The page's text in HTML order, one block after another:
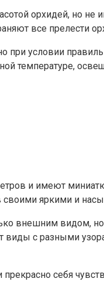
орхидей, но не
все прелести
при условии
температуре,
и имеют
своими яркими и
внешним видом,
с разными
себя